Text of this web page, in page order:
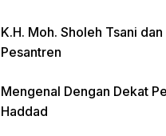
K.H. Moh. Sholeh Tsani
Pesantren
Mengenal Dengan Dekat
Haddad